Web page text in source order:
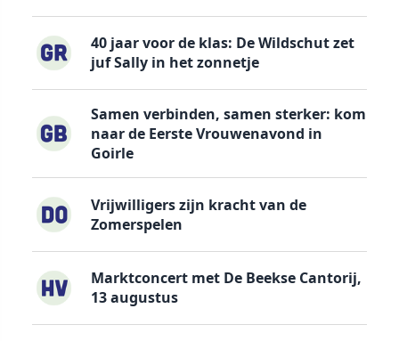
40 jaar voor de klas: De Wildschut zet
juf Sally in het zonnetje
Samen verbinden, samen sterker: kom
naar de Eerste Vrouwenavond in
Goirle
Vrijwilligers zijn kracht van de
Zomerspelen
Marktconcert met De Beekse Cantorij,
13 augustus